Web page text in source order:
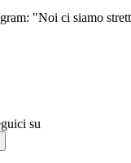
"Noi ci siamo
su